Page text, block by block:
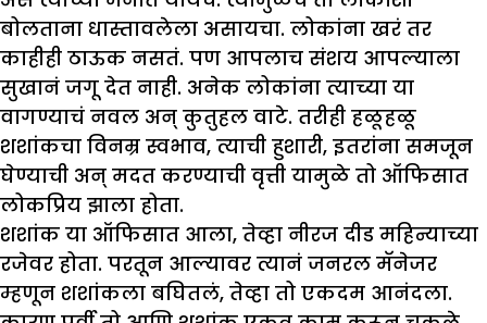
बोलताना धास्तावलेला असायचा. लोकांना खरं तर
काहीही ठाऊक नसतं. पण आपलाच संशय आपल्याला
सुखानं जगू देत नाही. अनेक लोकांना त्याच्या या
वागण्याचं नवल अन् कुतुहल वाटे. तरीही हळूहळू
शशांकचा विनम्र स्वभाव, त्याची हुशारी, इतरांना समजून
घेण्याची अन् मदत करण्याची वृत्ती यामुळे तो ऑफिसात
लोकप्रिय झाला होता.
शशांक या ऑफिसात आला, तेव्हा नीरज दीड महिन्याच्या
रजेवर होता. परतून आल्यावर त्यानं जनरल मॅनेजर
म्हणून शशांकला बघितलं, तेव्हा तो एकदम आनंदला.